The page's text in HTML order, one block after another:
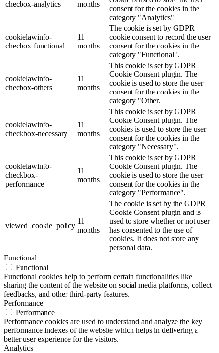
checbox-analytics months
consent for the cookies in the
category "Analytics".
cookielawinfo-
checbox-functional
11
months
The cookie is set by GDPR
cookie consent to record the user
consent for the cookies in the
category "Functional".
cookielawinfo-
checbox-others
11
months
This cookie is set by GDPR
Cookie Consent plugin. The
cookie is used to store the user
consent for the cookies in the
category "Other.
cookielawinfo-
checkbox-necessary
11
months
This cookie is set by GDPR
Cookie Consent plugin. The
cookies is used to store the user
consent for the cookies in the
category "Necessary".
cookielawinfo-
checkbox-
performance
11
months
This cookie is set by GDPR
Cookie Consent plugin. The
cookie is used to store the user
consent for the cookies in the
category "Performance".
viewed_cookie_policy
11
months
The cookie is set by the GDPR
Cookie Consent plugin and is
used to store whether or not user
has consented to the use of
cookies. It does not store any
personal data.
Functional
Functional
Functional cookies help to perform certain functionalities like
sharing the content of the website on social media platforms, collect
feedbacks, and other third-party features.
Performance
Performance
Performance cookies are used to understand and analyze the key
performance indexes of the website which helps in delivering a
better user experience for the visitors.
Analytics